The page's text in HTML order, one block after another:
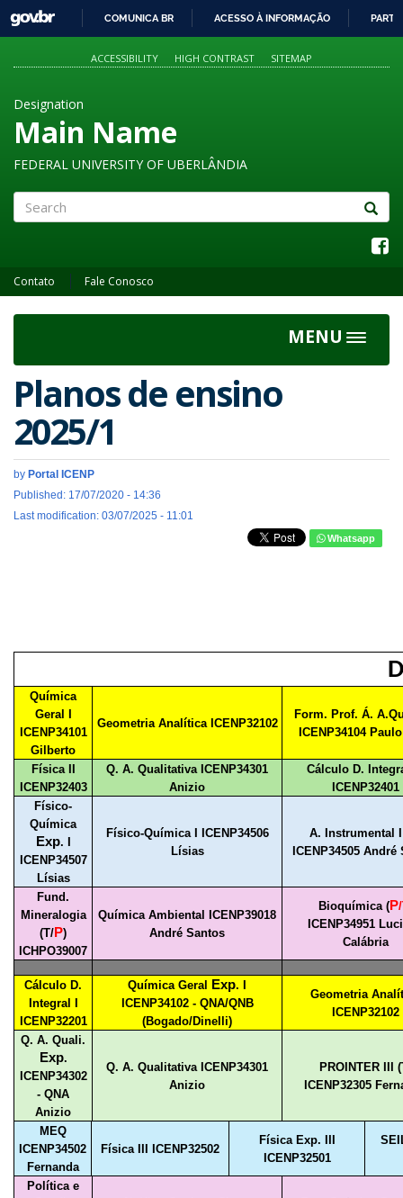
PARA
O
GOVBR
COMUNICA BR ACESSO À INFORMAÇÃO
ACCESSIBILITY HIGH CONTRAST SITEMAP
Designation
Main Name
FEDERAL UNIVERSITY OF UBERLÂNDIA
Contato Fale Conosco
MENU
Toggle
Planos de ensino
2025/1
by Portal ICENP
Published: 17/07/2020 - 14:36
Last modification: 03/07/2025 - 11:01
Whatsapp
Química
Geral I
ICENP34101
Gilberto
Geometria Analítica ICENP32102
Form. Prof. Á.
ICENP34104
Física II
ICENP32403
Q. A. Qualitativa ICENP34301
Anizio
Cálculo D.
ICENP32401
Físico-
Química
Exp. I
ICENP34507
Lísias
Físico-Química I ICENP34506
Lísias
A. Instrumental
ICENP34505 André
Fund.
Mineralogia
(T/P)
ICHPO39007
Química Ambiental ICENP39018
André Santos
Bioquímica (P
ICENP34951
Calábria
Cálculo D.
Integral I
ICENP32201
Química Geral Exp. I
ICENP34102 - QNA/QNB
(Bogado/Dinelli)
Geometria
ICENP32102
Q. A. Quali.
Exp.
ICENP34302
- QNA
Anizio
Q. A. Qualitativa ICENP34301
Anizio
PROINTER III
ICENP32305
MEQ
ICENP34502
Fernanda
Física III ICENP32502
Física Exp. III
ICENP32501
Política e